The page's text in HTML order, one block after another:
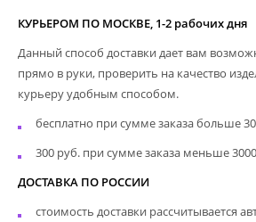
КУРЬЕРОМ ПО МОСКВЕ, 1-2 рабочих дня
Данный способ доставки дает вам
прямо в руки, проверить на качество
курьеру удобным способом.
бесплатно при сумме заказа больше
300 руб. при сумме заказа меньше
ДОСТАВКА ПО РОССИИ
стоимость доставки рассчитывается